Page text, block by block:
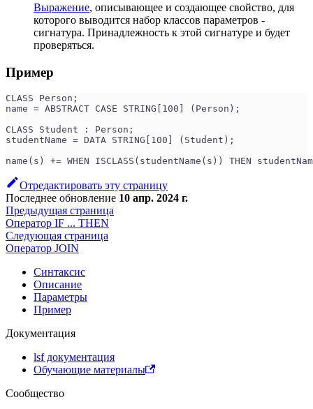
Выражение, описывающее и создающее свойство, для
которого выводится набор классов параметров -
сигнатура. Принадлежность к этой сигнатуре и будет
проверяться.
Пример
CLASS Person;
name = ABSTRACT CASE STRING[100] (Person);
CLASS Student : Person;
studentName = DATA STRING[100] (Student);
name(s) += WHEN ISCLASS(studentName(s)) THEN
Отредактировать эту страницу
Последнее обновление 10 апр. 2024 г.
Предыдущая страница
Оператор IF ... THEN
Следующая страница
Оператор JOIN
Синтаксис
Описание
Параметры
Пример
Документация
lsf документация
Обучающие материалы
Сообщество